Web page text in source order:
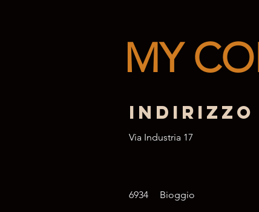
MY
Indirizzo
Via Industria 17
6934 Bioggio